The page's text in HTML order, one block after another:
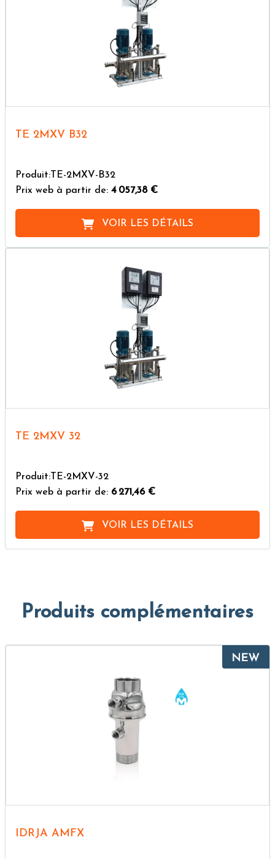
TE 2MXV B32
Produit:TE-2MXV-B32
Prix web à partir de: 4 057,38 €
VOIR LES DÉTAILS
TE 2MXV 32
Produit:TE-2MXV-32
Prix web à partir de: 6 271,46 €
VOIR LES DÉTAILS
Produits complémentaires
IDRJA AMFX